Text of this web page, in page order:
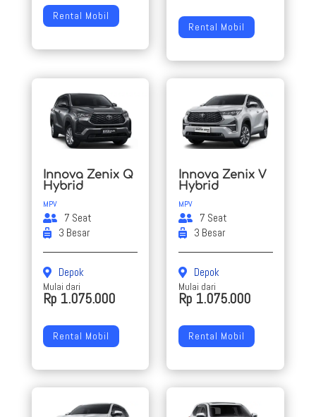
Rental Mobil
Rental Mobil
Innova Zenix Q
Hybrid
MPV
7 Seat
3 Besar
Depok
Mulai dari
Rp 1.075.000
Rental Mobil
Innova Zenix V
Hybrid
MPV
7 Seat
3 Besar
Depok
Mulai dari
Rp 1.075.000
Rental Mobil